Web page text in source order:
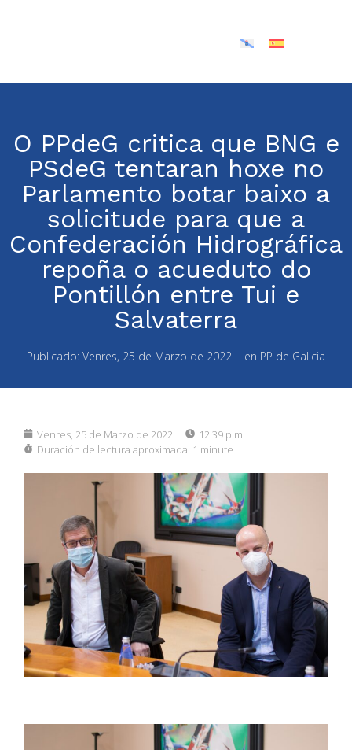
O PPdeG critica que BNG e
PSdeG tentaran hoxe no
Parlamento botar baixo a
solicitude para que a
Confederación Hidrográfica
repoña o acueduto do
Pontillón entre Tui e
Salvaterra
Publicado: Venres, 25 de Marzo de 2022 en PP de Galicia
Venres, 25 de Marzo de 2022
12:39 p.m.
Duración de lectura aproximada: 1 minute